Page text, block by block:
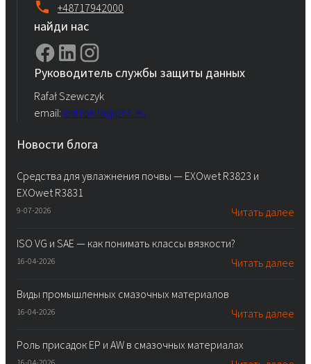
+48717942000
найди нас
Руководитель службы защиты данных
Rafał Szewczyk
email: iod.rokita@pcc.eu
Новости блога
Средства для увлажнения почвы — EXOwet R3823 и
EXOwet R3831
9-07-2026 Читать далее
ISO VG и SAE — как понимать классы вязкости?
16-04-2026 Читать далее
Виды промышленных смазочных материалов
16-04-2026 Читать далее
Роль присадок EP и AW в смазочных материалах